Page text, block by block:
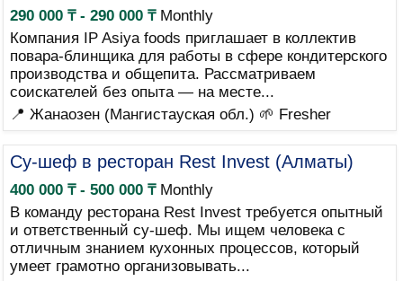
290 000 ₸ - 290 000 ₸Monthly
Компания IP Asiya foods приглашает в коллектив
повара-блинщика для работы в сфере кондитерского
производства и общепита. Рассматриваем
соискателей без опыта — на месте...
📍 Жанаозен (Мангистауская обл.) 🌱 Fresher
Су-шеф в ресторан Rest Invest (Алматы)
400 000 ₸ - 500 000 ₸Monthly
В команду ресторана Rest Invest требуется опытный
и ответственный су-шеф. Мы ищем человека с
отличным знанием кухонных процессов, который
умеет грамотно организовывать...